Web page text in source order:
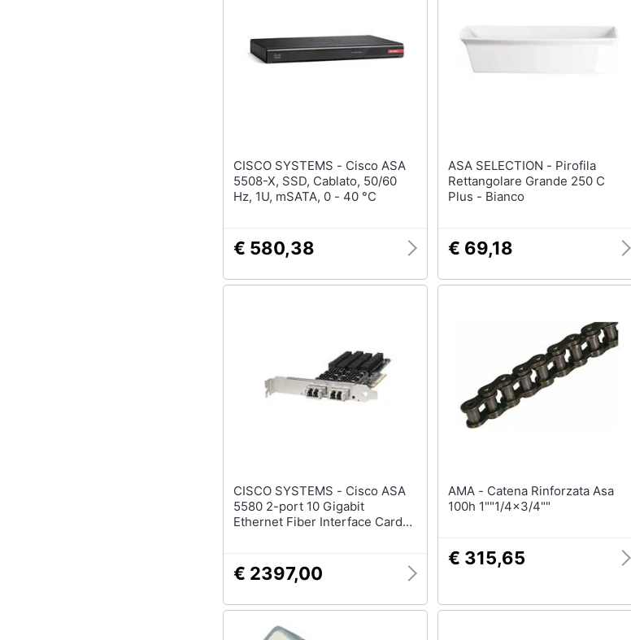
CISCO SYSTEMS - Cisco ASA
5508-X, SSD, Cablato, 50/60
Hz, 1U, mSATA, 0 - 40 °C
€ 580,38
ASA SELECTION - Pirofila
Rettangolare Grande 250 C
Plus - Bianco
€ 69,18
CISCO SYSTEMS - Cisco ASA
5580 2-port 10 Gigabit
Ethernet Fiber Interface Card
€ 2397,00
AMA - Catena Rinforzata Asa
100h 1""1/4x3/4""
€ 315,65